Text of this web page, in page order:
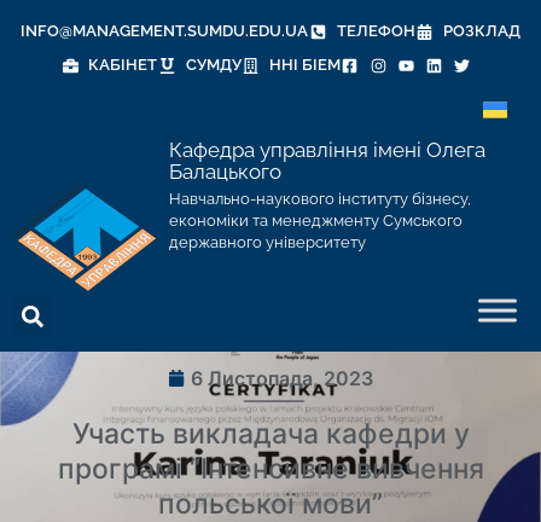
INFO@MANAGEMENT.SUMDU.EDU.UA ТЕЛЕФОН
РОЗКЛАД
КАБІНЕТ
СУМДУ ННІ БІЕМ
Кафедра управління імені Олега
Балацького
Навчально-наукового інституту бізнесу,
економіки та менеджменту Сумського
державного університету
6 Листопада, 2023
Участь викладача кафедри у
програмі “Інтенсивне вивчення
польської мови”